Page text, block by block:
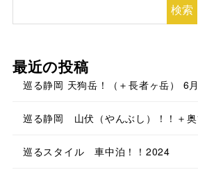
検索
最近の投稿
巡る静岡 天狗岳！（＋長者ヶ岳） 6月
巡る静岡 山伏（やんぶし）！！＋
巡るスタイル 車中泊！！2024